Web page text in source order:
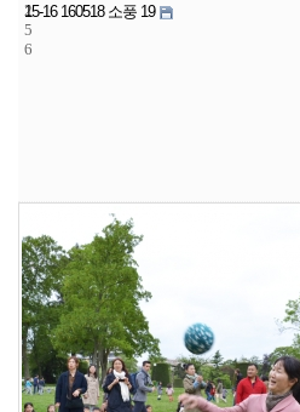
2
5
6
15-16 160518 소풍 19